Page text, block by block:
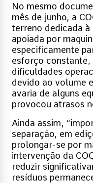
No mesmo
mês de junho, a
terreno dedicada à
apoiada por
especificamente
esforço
dificuldades
devido ao volume
avaria de alguns
provocou atrasos
Ainda assim,
separação, em
prolongar-se por
intervenção da
reduzir
resíduos